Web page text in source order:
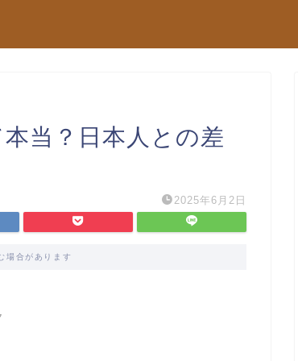
当？日本人との差
2025年6月2日
場合があります